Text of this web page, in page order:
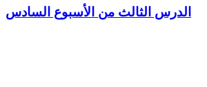
الدرس الثالث من الأسبوع السادس